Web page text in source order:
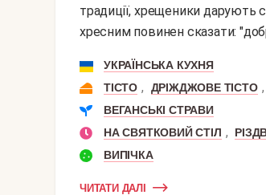
традиції, хрещеники
хресним повинен сказати:
УКРАЇНСЬКА КУХНЯ
ТІСТО , ДРІЖДЖОВЕ ТІСТО ,
ВЕГАНСЬКІ СТРАВИ
НА СВЯТКОВИЙ СТІЛ ,
ВИПІЧКА
ЧИТАТИ ДАЛІ